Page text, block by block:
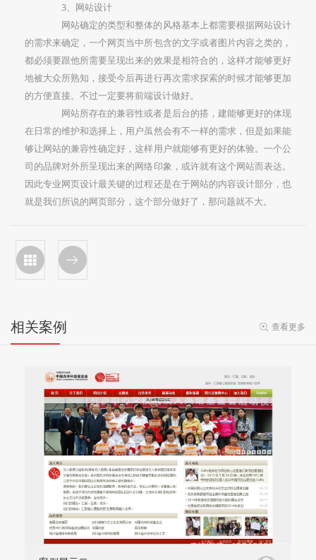
3、网站设计
网站确定的类型和整体的风格基本上都需要根据网站设计
的需求来确定，一个网页当中所包含的文字或者图片内容之类的，
都必须要跟他所需要呈现出来的效果是相符合的，这样才能够更好
地被大众所熟知，接受今后再进行再次需求探索的时候才能够更加
的方便直接。不过一定要将前端设计做好。
网站所存在的兼容性或者是后台的搭，建能够更好的体现
在日常的维护和选择上，用户虽然会有不一样的需求，但是如果能
够让网站的兼容性确定好，这样用户就能够有更好的体验。一个公
司的品牌对外所呈现出来的网络印象，或许就有这个网站而表达。
因此专业网页设计最关键的过程还是在于网站的内容设计部分，也
就是我们所说的网页部分，这个部分做好了，那问题就不大。
相关案例 查看更多